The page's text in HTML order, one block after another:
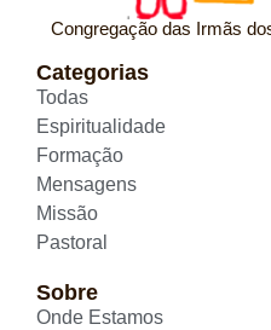
Congregação das Irmãs
Categorias
Todas
Espiritualidade
Formação
Mensagens
Missão
Pastoral
Sobre
Onde Estamos